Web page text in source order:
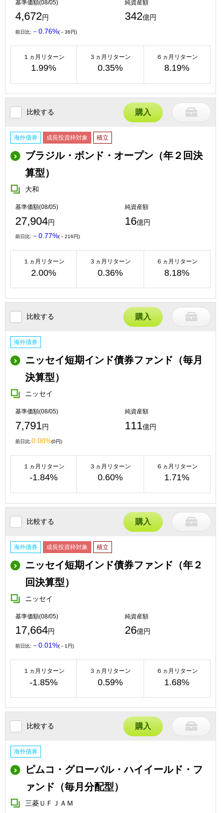
基準価額(08/05)
4,672円
純資産額
342億円
前日比: －0.76%(－36円)
１ヵ月リターン
1.99%
３ヵ月リターン
0.35%
６ヵ月リターン
8.19%
比較する 購入
海外債券 成長投資枠対象 積立
ブラジル・ボンド・オープン（年２回決
算型）
大和
基準価額(08/05)
27,904円
純資産額
16億円
前日比: －0.77%(－216円)
１ヵ月リターン
2.00%
３ヵ月リターン
0.36%
６ヵ月リターン
8.18%
比較する 購入
海外債券
ニッセイ短期インド債券ファンド（毎月
決算型）
ニッセイ
基準価額(08/05)
7,791円
純資産額
111億円
前日比:0.00%(0円)
１ヵ月リターン
-1.84%
３ヵ月リターン
0.60%
６ヵ月リターン
1.71%
比較する 購入
海外債券 成長投資枠対象 積立
ニッセイ短期インド債券ファンド（年２
回決算型）
ニッセイ
基準価額(08/05)
17,664円
純資産額
26億円
前日比: －0.01%(－1円)
１ヵ月リターン
-1.85%
３ヵ月リターン
0.59%
６ヵ月リターン
1.68%
比較する 購入
海外債券
ピムコ・グローバル・ハイイールド・フ
ァンド（毎月分配型）
三菱ＵＦＪＡＭ